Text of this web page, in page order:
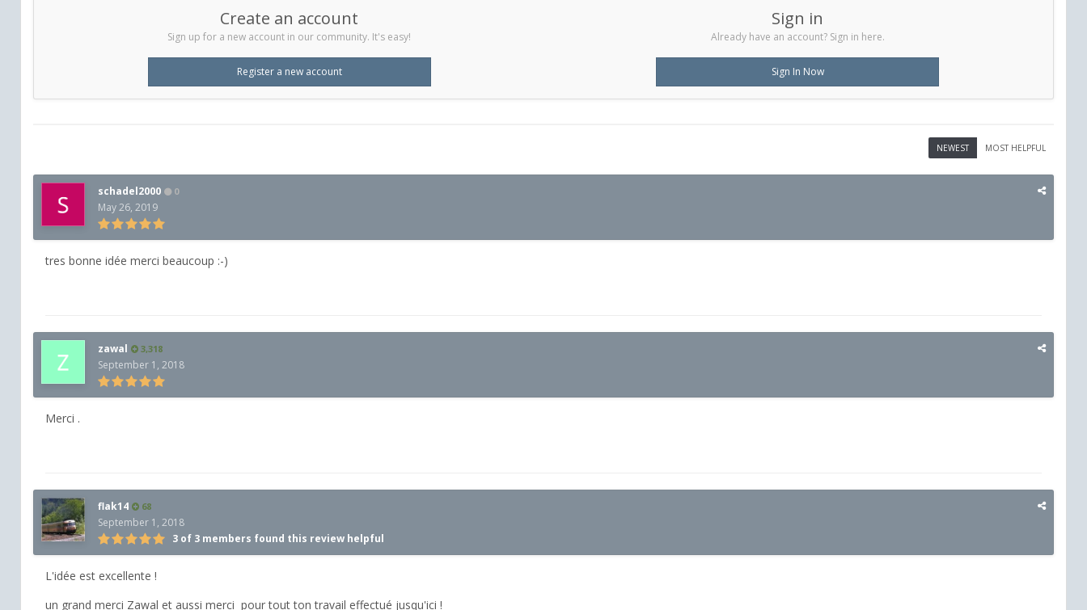
Create an account
Sign up for a new account in our community. It's easy!
Register a new account
Sign in
Already have an account? Sign in here.
Sign In Now
MOST HELPFUL
NEWEST
schadel2000 0
May 26, 2019
tres bonne idée merci beaucoup :-)
zawal 3,318
September 1, 2018
Merci .
flak14 68
September 1, 2018
3 of 3 members found this review helpful
L'idée est excellente !
un grand merci Zawal et aussi merci pour tout ton travail effectué jusqu'ici !